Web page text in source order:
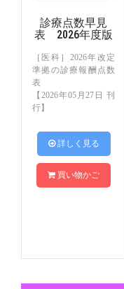
診療点数早見
表 2026年度版
［医科］2026年改定
準拠の診療報酬点数
表
【2026年05月27日 刊
行】
 詳しく見る
買い物かご